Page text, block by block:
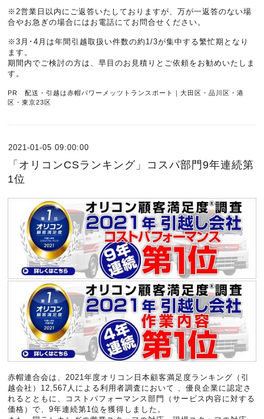
※2営業日以内にご返答いたしておりますが、万が一返答のない場
合やお急ぎの場合にはお電話にてお問合せください。
※3月･4月は年間引越取扱い件数の約1/3が集中する繁忙期となり
ます。
期間内でご検討の方は、早目のお見積りとご依頼をお勧めいたしま
す。
PR 配送・引越は赤帽パワーメッツトランスポート｜大田区・品川区・港
区・東京23区
2021-01-05 09:00:00
「オリコンCSランキング」コスパ部門9年連続第
1位
赤帽連合会は、2021年度オリコン日本顧客満足度ランキング（引
越会社）12,567人による利用者調査において 、優良企業に認定さ
れるとともに、コストパフォーマンス部門（サービス内容に対する
価格）で、9年連続第1位を獲得しました。